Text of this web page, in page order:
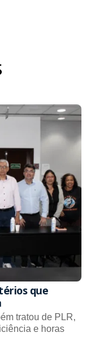
que
tratou de PLR,
e horas